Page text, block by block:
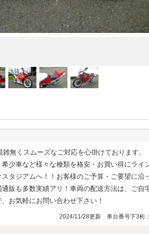
無くスムーズなご対応を心掛けております。
少車など様々な種類を格安・お買い得にライ
タジアムへ！！お客様のご予算・ご要望に沿
販も多数実績アリ！車両の配送方法は、ご自
お気軽にお問い合わせ下さい！
2024/11/28更新 車台番号下3桁